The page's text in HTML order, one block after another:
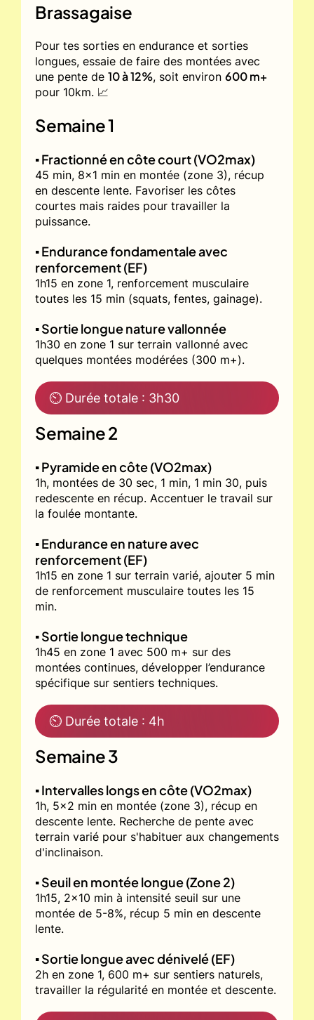
Brassagaise
Pour tes sorties en endurance et sorties
longues, essaie de faire des montées avec
une pente de 10 à 12%, soit environ 600 m+
pour 10km. 📈
Semaine 1
▪️ Fractionné en côte court (VO2max)
45 min, 8x1 min en montée (zone 3), récup
en descente lente. Favoriser les côtes
courtes mais raides pour travailler la
puissance.
▪️ Endurance fondamentale avec
renforcement (EF)
1h15 en zone 1, renforcement musculaire
toutes les 15 min (squats, fentes, gainage).
▪️ Sortie longue nature vallonnée
1h30 en zone 1 sur terrain vallonné avec
quelques montées modérées (300 m+).
⏲ Durée totale : 3h30
Semaine 2
▪️ Pyramide en côte (VO2max)
1h, montées de 30 sec, 1 min, 1 min 30, puis
redescente en récup. Accentuer le travail sur
la foulée montante.
▪️ Endurance en nature avec
renforcement (EF)
1h15 en zone 1 sur terrain varié, ajouter 5 min
de renforcement musculaire toutes les 15
min.
▪️ Sortie longue technique
1h45 en zone 1 avec 500 m+ sur des
montées continues, développer l’endurance
spécifique sur sentiers techniques.
⏲ Durée totale : 4h
Semaine 3
▪️ Intervalles longs en côte (VO2max)
1h, 5x2 min en montée (zone 3), récup en
descente lente. Recherche de pente avec
terrain varié pour s'habituer aux changements
d'inclinaison.
▪️ Seuil en montée longue (Zone 2)
1h15, 2x10 min à intensité seuil sur une
montée de 5-8%, récup 5 min en descente
lente.
▪️ Sortie longue avec dénivelé (EF)
2h en zone 1, 600 m+ sur sentiers naturels,
travailler la régularité en montée et descente.